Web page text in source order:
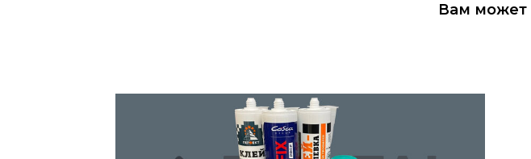
Вам может